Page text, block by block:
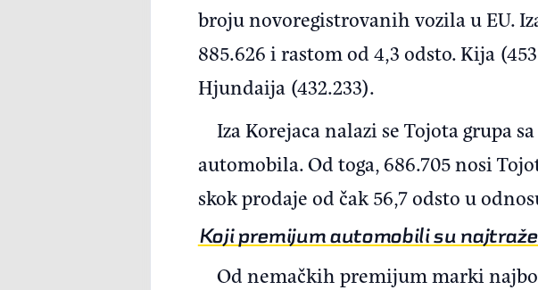
broju novoregistrovanih vozila u EU.
885.626 i rastom od 4,3 odsto. Kija
Hjundaija (432.233).
Iza Korejaca nalazi se Tojota grupa
automobila. Od toga, 686.705 nosi
skok prodaje od čak 56,7 odsto u
Koji premijum automobili su
Od nemačkih premijum marki